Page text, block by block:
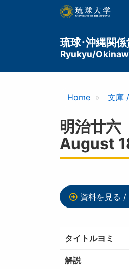
ン
琉球･沖縄関
Ryukyu/
Main
Home 文庫
明治廿
August
資料を見る
タイトルヨミ
解説